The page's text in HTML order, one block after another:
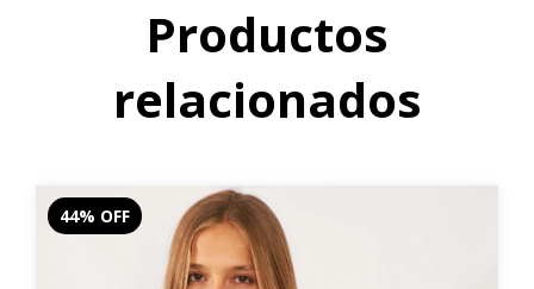
Productos
relacionados
44% OFF